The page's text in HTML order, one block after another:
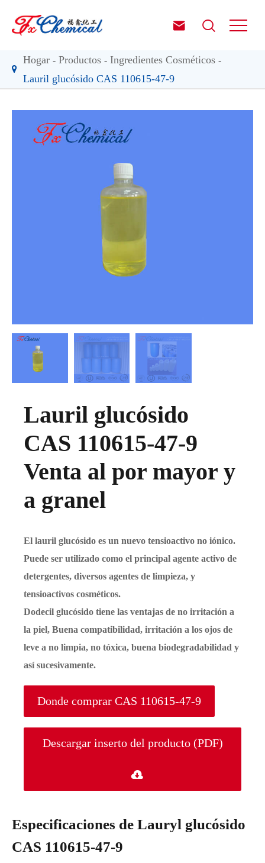
 
Hogar Productos
Ingredientes Cosméticos
Lauril glucósido CAS 110615-47-9
Lauril glucósido
CAS 110615-47-9
Venta al por mayor y
a granel
El lauril glucósido es un nuevo tensioactivo no iónico.
Puede ser utilizado como el principal agente activo de
detergentes, diversos agentes de limpieza, y
tensioactivos cosméticos.
Dodecil glucósido tiene las ventajas de no irritación a
la piel, Buena compatibilidad, irritación a los ojos de
leve a no limpia, no tóxica, buena biodegradabilidad y
así sucesivamente.
Donde comprar CAS 110615-47-9
Descargar inserto del producto (PDF)

Especificaciones de Lauryl glucósido
CAS 110615-47-9